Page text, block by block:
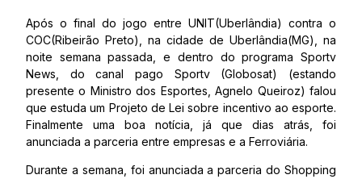
Após o final do jogo entre UNIT(Uberlândia) contra o
COC(Ribeirão Preto), na cidade de Uberlândia(MG), na
noite semana passada, e dentro do programa Sportv
News, do canal pago Sportv (Globosat) (estando
presente o Ministro dos Esportes, Agnelo Queiroz) falou
que estuda um Projeto de Lei sobre incentivo ao esporte.
Finalmente uma boa notícia, já que dias atrás, foi
anunciada a parceria entre empresas e a Ferroviária.
Durante a semana, foi anunciada a parceria do Shopping